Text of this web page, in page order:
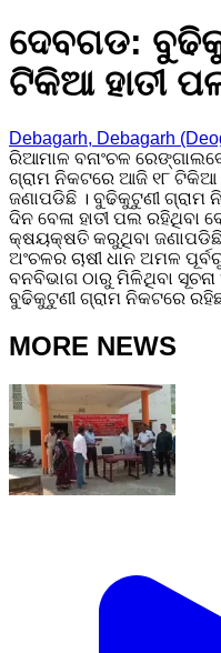
ଦେବଗଡ:
ଟିକିଆ ହାତୀ
Debagarh, Debagarh
ରିଆମାଳ ବନାଂଚଳ
ଗ୍ରାମ ନିକଟରେ ଆଜି ୧୮ ଟିକିଆ
ଜଣାପଡିଛି । ବୁଢିକୁଟୁଣୀ ଗ୍ରାମ
ଦିନ ବେଳା ହାତୀ ପଲ ରହିଥିବା
କ୍ଷୟକ୍ଷତି କରୁଥିବା
ଅଂଚଳର ଚାଷୀ ଧାନ ଅମଳ
ବନବିଭାଗ ଠାରୁ ମିଳିଥିବା
ବୁଢିକୁଟୁଣୀ ଗ୍ରାମ ନିକଟରେ
MORE NEWS